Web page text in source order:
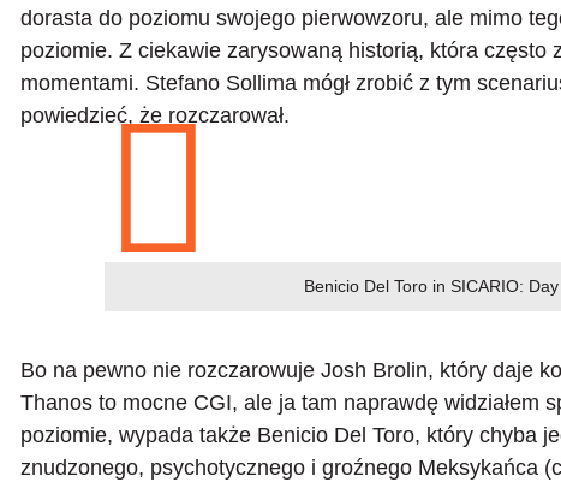
dorasta do poziomu swojego pierwowzoru, ale mimo
poziomie. Z ciekawie zarysowaną historią, która często
momentami. Stefano Sollima mógł zrobić z tym
powiedzieć, że rozczarował.
Benicio Del Toro in SICARIO:
Bo na pewno nie rozczarowuje Josh Brolin, który daje
Thanos to mocne CGI, ale ja tam naprawdę widziałem
poziomie, wypada także Benicio Del Toro, który chyba
znudzonego, psychotycznego i groźnego Meksykańca